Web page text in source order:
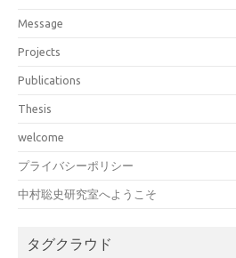
Message
Projects
Publications
Thesis
welcome
プライバシーポリシー
中村聡史研究室へようこそ
タグクラウド